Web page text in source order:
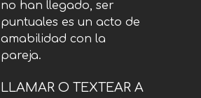
no han llegado, ser
puntuales es un acto de
amabilidad con la
pareja.
LLAMAR O TEXTEAR A